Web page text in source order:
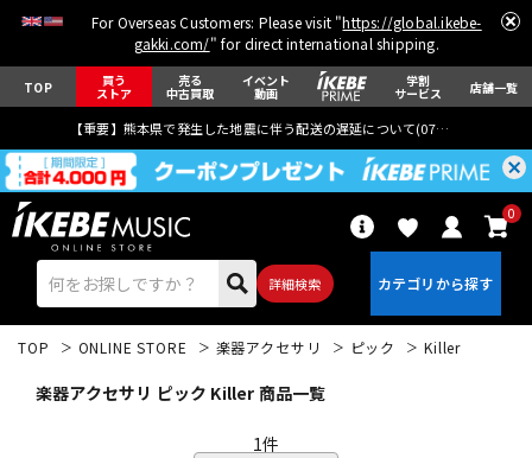
For Overseas Customers: Please visit "https://global.ikebe-
gakki.com/" for direct international shipping.
TOP 買う
ストア
売る
中古買取
イベント
動画
学割
サービス 店舗一覧
【重要】熊本県で発生した地震に伴う配送の遅延について(07月29日
詳細検索
0
TOP ONLINE STORE 楽器アクセサリ ピック Killer
楽器アクセサリ ピック Killer 商品一覧
1件